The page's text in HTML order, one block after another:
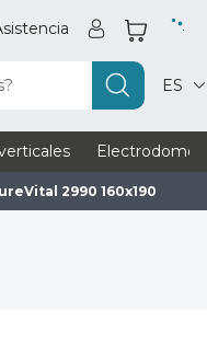
ES
2990 160x190